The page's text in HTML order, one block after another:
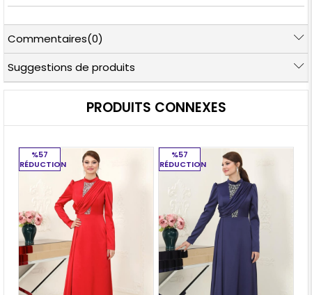
Commentaires(0)
Suggestions de produits
PRODUITS CONNEXES
%57
RÉDUCTION
%57
RÉDUCTION